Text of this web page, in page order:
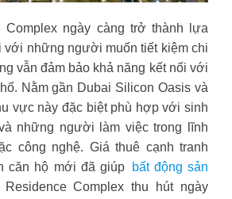
Complex ngày càng trở thành lựa
với những người muốn tiết kiệm chi
vẫn đảm bảo khả năng kết nối với
Nằm gần Dubai Silicon Oasis và
vực này đặc biệt phù hợp với sinh
những người làm việc trong lĩnh
công nghệ. Giá thuê cạnh tranh
căn hộ mới đã giúp
bất động sản
Complex thu hút ngày